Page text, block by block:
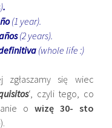
.
(1 year).
(2 years).
(whole life :)
zgłaszamy się wiec
‘, czyli tego, co
o wizę 30- sto